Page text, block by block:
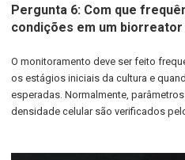
Pergunta 6: Com que
condições em um
O monitoramento deve ser feito
os estágios iniciais da cultura e
esperadas. Normalmente,
densidade celular são verificados